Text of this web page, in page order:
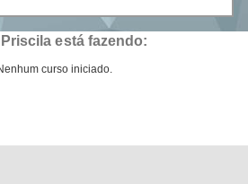
está fazendo:
curso iniciado.